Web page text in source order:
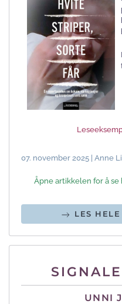
07. november 2025 | Anne
Åpne artikkelen for å
LES
UNNI